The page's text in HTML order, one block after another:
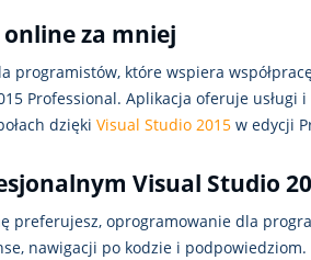
za mniej
które wspiera
Professional. Aplikacja oferuje
dzięki Visual Studio 2015 w edycji
Visual Studio
preferujesz, oprogramowanie dla
nawigacji po kodzie i